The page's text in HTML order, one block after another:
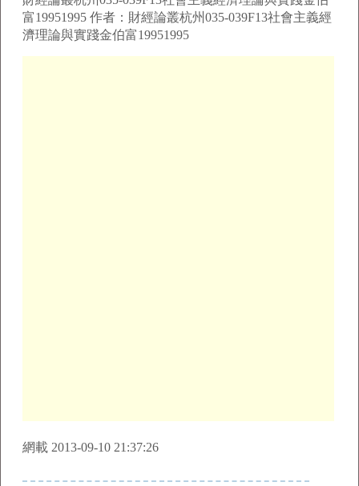
富19951995 作者：財經論叢杭州035-039F13社會主義經
濟理論與實踐金伯富19951995
網載 2013-09-10 21:37:26